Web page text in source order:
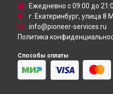
Ежедневно с 09:00 до
г. Екатеринбург, улица 8
info@pioneer-services.ru
Политика
Способы оплаты